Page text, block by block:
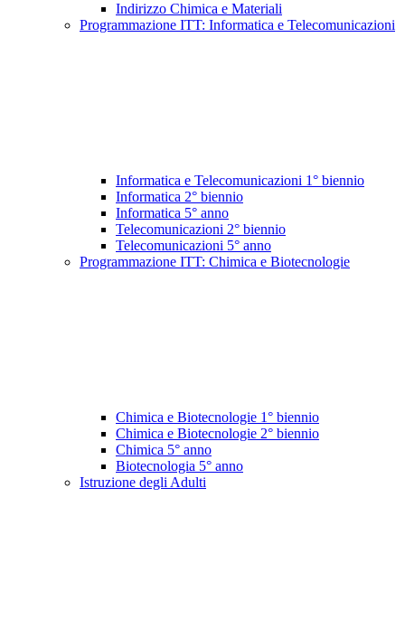
Indirizzo Chimica e Materiali
Programmazione ITT: Informatica e Telecomunicazioni
Informatica e Telecomunicazioni 1° biennio
Informatica 2° biennio
Informatica 5° anno
Telecomunicazioni 2° biennio
Telecomunicazioni 5° anno
Programmazione ITT: Chimica e Biotecnologie
Chimica e Biotecnologie 1° biennio
Chimica e Biotecnologie 2° biennio
Chimica 5° anno
Biotecnologia 5° anno
Istruzione degli Adulti